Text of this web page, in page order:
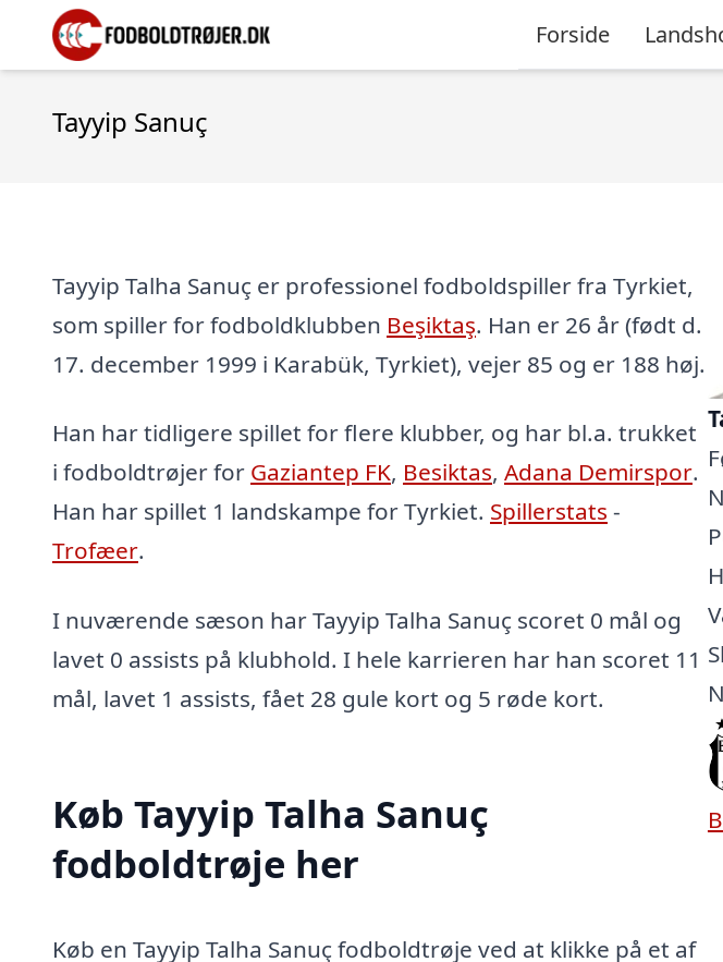
Forside
Tayyip Sanuç
Tayyip Talha Sanuç er professionel fodboldspiller fra Tyrkiet,
som spiller for fodboldklubben Beşiktaş. Han er 26 år (født d.
17. december 1999 i Karabük, Tyrkiet), vejer 85 og er 188 høj.
Han har tidligere spillet for flere klubber, og har bl.a. trukket
i fodboldtrøjer for Gaziantep FK, Besiktas, Adana Demirspor.
Han har spillet 1 landskampe for Tyrkiet. Spillerstats -
Trofæer.
I nuværende sæson har Tayyip Talha Sanuç scoret 0 mål og
lavet 0 assists på klubhold. I hele karrieren har han scoret 11
mål, lavet 1 assists, fået 28 gule kort og 5 røde kort.
Køb Tayyip Talha Sanuç
fodboldtrøje her
Køb en Tayyip Talha Sanuç fodboldtrøje ved at klikke på et af